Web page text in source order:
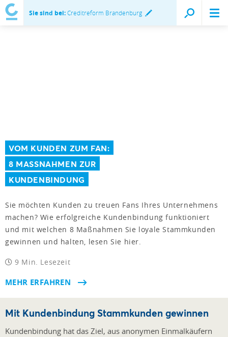
Sie sind bei:Creditreform Brandenburg
VOM KUNDEN ZUM FAN:
8 MASSNAHMEN ZUR
KUNDENBINDUNG
Sie möchten Kunden zu treuen Fans Ihres Unternehmens
machen? Wie erfolgreiche Kundenbindung funktioniert
und mit welchen 8 Maßnahmen Sie loyale Stammkunden
gewinnen und halten, lesen Sie hier.
9 Min. Lesezeit
MEHR ERFAHREN
Mit Kundenbindung Stammkunden gewinnen
Kundenbindung hat das Ziel, aus anonymen Einmalkäufern